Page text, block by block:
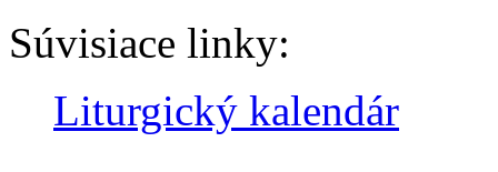
Súvisiace linky:
Liturgický kalendár